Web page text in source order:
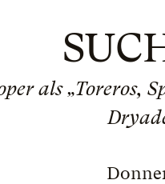
als „Toreros,